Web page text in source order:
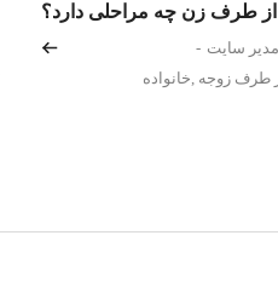
طرف زن چه مراحلی دارد؟
سایت -
خانواده, طرف زوجه